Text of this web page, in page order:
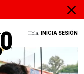
Hola, INICIA SESIÓN